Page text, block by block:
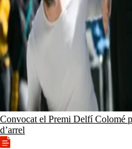
Convocat el Premi Delfí Colomé
d’arrel